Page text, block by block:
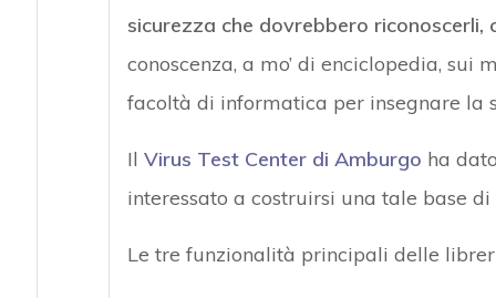
sicurezza che dovrebbero riconoscerli,
conoscenza, a mo’ di enciclopedia,
facoltà di informatica per insegnare
Il Virus Test Center di Amburgo ha
interessato a costruirsi una tale base di
Le tre funzionalità principali delle